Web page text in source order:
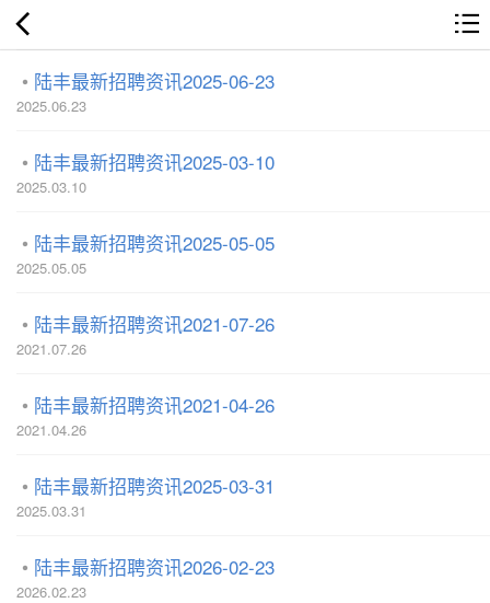
陆丰最新招聘资讯2025-06-23
2025.06.23
陆丰最新招聘资讯2025-03-10
2025.03.10
陆丰最新招聘资讯2025-05-05
2025.05.05
陆丰最新招聘资讯2021-07-26
2021.07.26
陆丰最新招聘资讯2021-04-26
2021.04.26
陆丰最新招聘资讯2025-03-31
2025.03.31
陆丰最新招聘资讯2026-02-23
2026.02.23